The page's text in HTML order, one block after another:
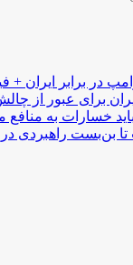
در برابر ایران +
برای عبور از
خسارات به منافع
بن‌بست راهبردی در